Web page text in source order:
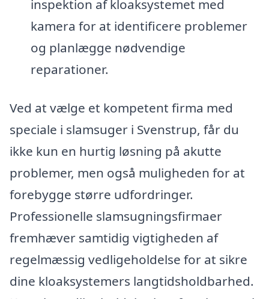
inspektion af kloaksystemet med
kamera for at identificere problemer
og planlægge nødvendige
reparationer.
Ved at vælge et kompetent firma med
speciale i slamsuger i Svenstrup, får du
ikke kun en hurtig løsning på akutte
problemer, men også muligheden for at
forebygge større udfordringer.
Professionelle slamsugningsfirmaer
fremhæver samtidig vigtigheden af
regelmæssig vedligeholdelse for at sikre
dine kloaksystemers langtidsholdbarhed.